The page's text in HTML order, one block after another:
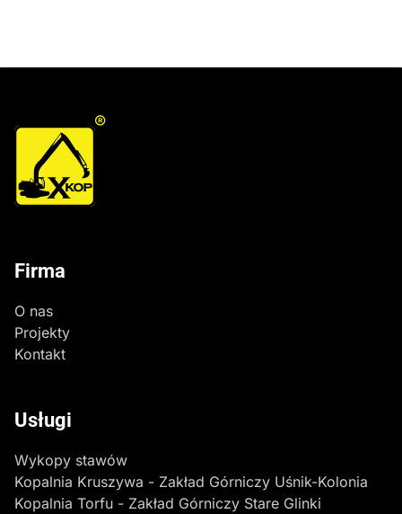
®
Firma
O nas
Projekty
Kontakt
Usługi
Wykopy stawów
Kopalnia Kruszywa - Zakład Górniczy Uśnik-Kolonia
Kopalnia Torfu - Zakład Górniczy Stare Glinki